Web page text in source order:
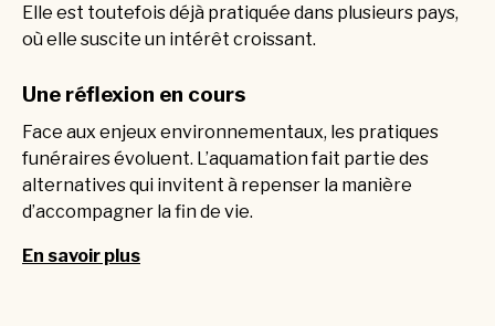
Elle est toutefois déjà pratiquée dans plusieurs pays,
où elle suscite un intérêt croissant.
Une réflexion en cours
Face aux enjeux environnementaux, les pratiques
funéraires évoluent. L’aquamation fait partie des
alternatives qui invitent à repenser la manière
d’accompagner la fin de vie.
En savoir plus